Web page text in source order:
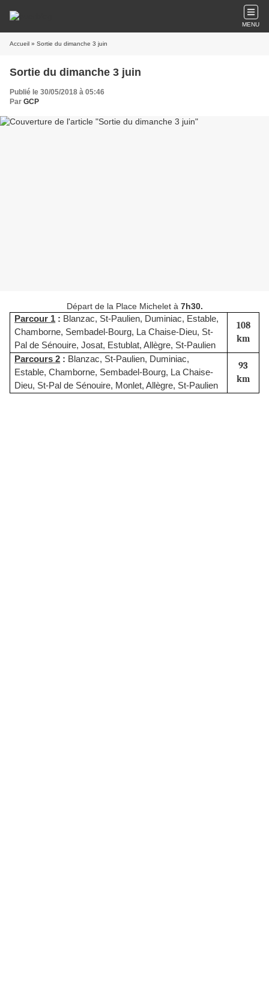
MENU
Accueil » Sortie du dimanche 3 juin
Sortie du dimanche 3 juin
Publié le 30/05/2018 à 05:46
Par GCP
Départ de la Place Michelet à 7h30.
Parcour 1 : Blanzac, St-Paulien, Duminiac, Estable,
Chamborne, Sembadel-Bourg, La Chaise-Dieu, St-
Pal de Sénouire, Josat, Estublat, Allègre, St-Paulien
108
km
Parcours 2 : Blanzac, St-Paulien, Duminiac,
Estable, Chamborne, Sembadel-Bourg, La Chaise-
Dieu, St-Pal de Sénouire, Monlet, Allègre, St-Paulien
93
km